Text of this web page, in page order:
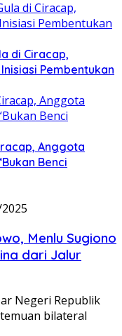
di Ciracap,
Pembentukan
Anggota
Benci
Menlu Sugiono
dari Jalur
Negeri Republik
bilateral